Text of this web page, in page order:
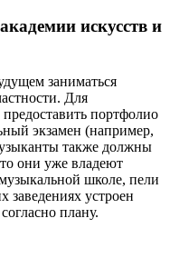
искусств и
заниматься
Для
портфолио
экзамен (например,
также должны
они уже владеют
школе, пели
заведениях устроен
плану.